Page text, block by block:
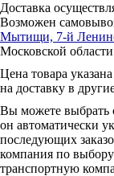
Доставка
Возможен
Мытищи, 7-й
Московской
Цена товара
на доставку в
Вы можете выбрать
он автоматически
последующих
компания по
транспортную